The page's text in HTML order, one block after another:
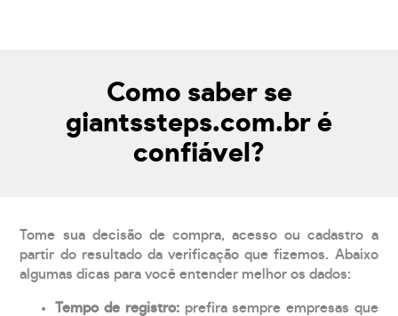
Como saber se
giantssteps.com.br é
confiável?
Tome sua decisão de compra, acesso ou cadastro a
partir do resultado da verificação que fizemos. Abaixo
algumas dicas para você entender melhor os dados:
Tempo de registro: prefira sempre empresas que